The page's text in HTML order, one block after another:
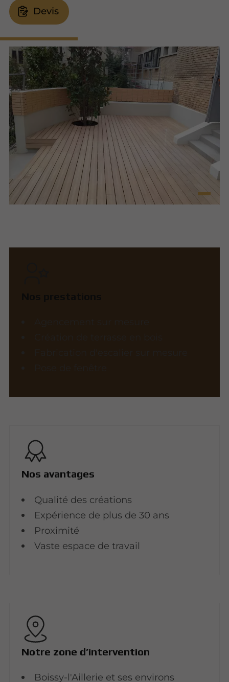
Devis
Nos avantages
Qualité des créations
Expérience de plus de 30 ans
Proximité
Vaste espace de travail
Notre zone d’intervention
Boissy-l'Aillerie et ses environs